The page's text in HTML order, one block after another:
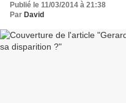
Publié le 11/03/2014 à 21:38
Par David